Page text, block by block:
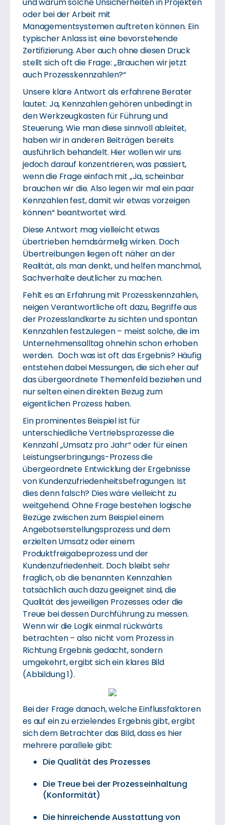
und warum solche Unsicherheiten in Projekten
oder bei der Arbeit mit
Managementsystemen auftreten können. Ein
typischer Anlass ist eine bevorstehende
Zertifizierung. Aber auch ohne diesen Druck
stellt sich oft die Frage: „Brauchen wir jetzt
auch Prozesskennzahlen?“
Unsere klare Antwort als erfahrene Berater
lautet: Ja, Kennzahlen gehören unbedingt in
den Werkzeugkasten für Führung und
Steuerung. Wie man diese sinnvoll ableitet,
haben wir in anderen Beiträgen bereits
ausführlich behandelt. Hier wollen wir uns
jedoch darauf konzentrieren, was passiert,
wenn die Frage einfach mit „Ja, scheinbar
brauchen wir die. Also legen wir mal ein paar
Kennzahlen fest, damit wir etwas vorzeigen
können“ beantwortet wird.
Diese Antwort mag vielleicht etwas
übertrieben hemdsärmelig wirken. Doch
Übertreibungen liegen oft näher an der
Realität, als man denkt, und helfen manchmal,
Sachverhalte deutlicher zu machen.
Fehlt es an Erfahrung mit Prozesskennzahlen,
neigen Verantwortliche oft dazu, Begriffe aus
der Prozesslandkarte zu sichten und spontan
Kennzahlen festzulegen – meist solche, die im
Unternehmensalltag ohnehin schon erhoben
werden. Doch was ist oft das Ergebnis? Häufig
entstehen dabei Messungen, die sich eher auf
das übergeordnete Themenfeld beziehen und
nur selten einen direkten Bezug zum
eigentlichen Prozess haben.
Ein prominentes Beispiel ist für
unterschiedliche Vertriebsprozesse die
Kennzahl „Umsatz pro Jahr“ oder für einen
Leistungserbringungs-Prozess die
übergeordnete Entwicklung der Ergebnisse
von Kundenzufriedenheitsbefragungen. Ist
dies denn falsch? Dies wäre vielleicht zu
weitgehend. Ohne Frage bestehen logische
Bezüge zwischen zum Beispiel einem
Angebotserstellungsprozess und dem
erzielten Umsatz oder einem
Produktfreigabeprozess und der
Kundenzufriedenheit. Doch bleibt sehr
fraglich, ob die benannten Kennzahlen
tatsächlich auch dazu geeignet sind, die
Qualität des jeweiligen Prozesses oder die
Treue bei dessen Durchführung zu messen.
Wenn wir die Logik einmal rückwärts
betrachten – also nicht vom Prozess in
Richtung Ergebnis gedacht, sondern
umgekehrt, ergibt sich ein klares Bild
(Abbildung 1).
Bei der Frage danach, welche Einflussfaktoren
es auf ein zu erzielendes Ergebnis gibt, ergibt
sich dem Betrachter das Bild, dass es hier
mehrere parallele gibt:
Die Qualität des Prozesses
Die Treue bei der Prozesseinhaltung
(Konformität)
Die hinreichende Ausstattung von